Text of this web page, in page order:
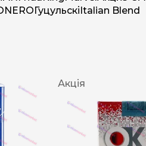
NEROГуцульскіItalian Blend
Акція